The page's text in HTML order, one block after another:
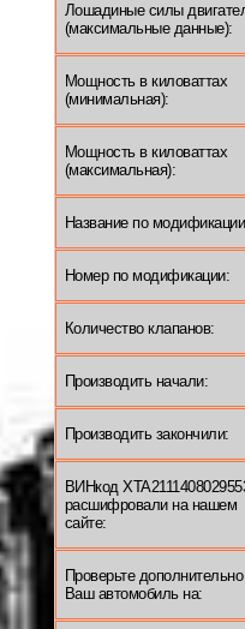
Лошадиные силы
(максимальные данные):
Мощность в киловаттах
(минимальная):
Мощность в киловаттах
(максимальная):
Название по
Номер по модификации:
Количество клапанов:
Производить начали:
Производить закончили:
ВИНкод
расшифровали на нашем
сайте:
Проверьте дополнительно
Ваш автомобиль на: